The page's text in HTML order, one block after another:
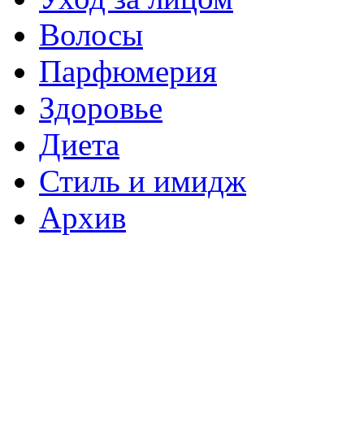
Волосы
Парфюмерия
Здоровье
Диета
Стиль и имидж
Архив